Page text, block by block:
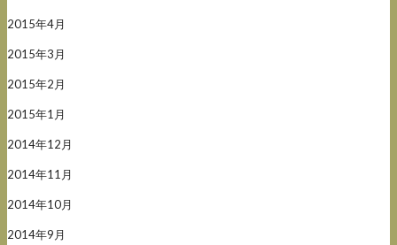
2015年4月
2015年3月
2015年2月
2015年1月
2014年12月
2014年11月
2014年10月
2014年9月